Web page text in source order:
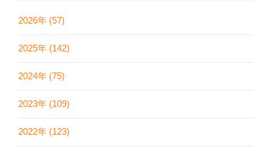
2026年 (57)
2025年 (142)
2024年 (75)
2023年 (109)
2022年 (123)